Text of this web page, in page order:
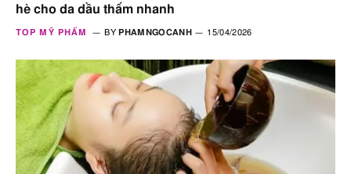
hè cho da dầu thấm nhanh
TOP MỸ PHẨM BY PHAMNGOCANH 15/04/2026